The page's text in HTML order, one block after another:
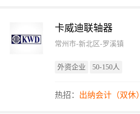
卡威迪联轴器
常州市-新北区-罗溪镇
外资企业 50-150人
热招： 出纳会计（双休）